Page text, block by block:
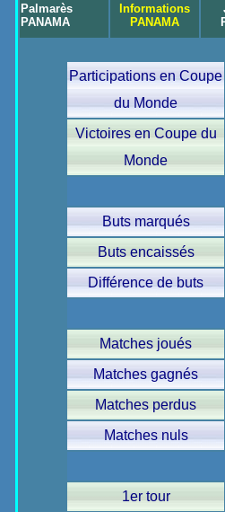
Palmarès
PANAMA
Informations
PANAMA
Participations en Coupe
du Monde
Victoires en Coupe du
Monde
Buts marqués
Buts encaissés
Différence de buts
Matches joués
Matches gagnés
Matches perdus
Matches nuls
1er tour